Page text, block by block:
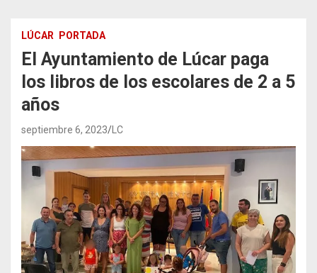
LÚCAR PORTADA
El Ayuntamiento de Lúcar paga
los libros de los escolares de 2 a 5
años
septiembre 6, 2023 LC